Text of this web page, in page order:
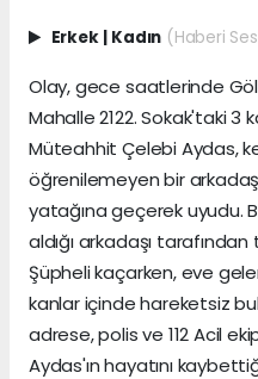
Erkek | Kadın (Haberi
Olay, gece saatlerinde
Mahalle 2122. Sokak'taki 3
Müteahhit Çelebi Aydas,
öğrenilemeyen bir
yatağına geçerek uyudu.
aldığı arkadaşı
Şüpheli kaçarken, eve
kanlar içinde hareketsiz
adrese, polis ve 112 Acil
Aydas'ın hayatını